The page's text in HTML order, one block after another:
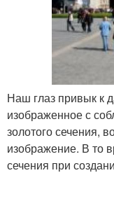
Наш глаз привык к
изображенное с
золотого сечения,
изображение. В то
сечения при